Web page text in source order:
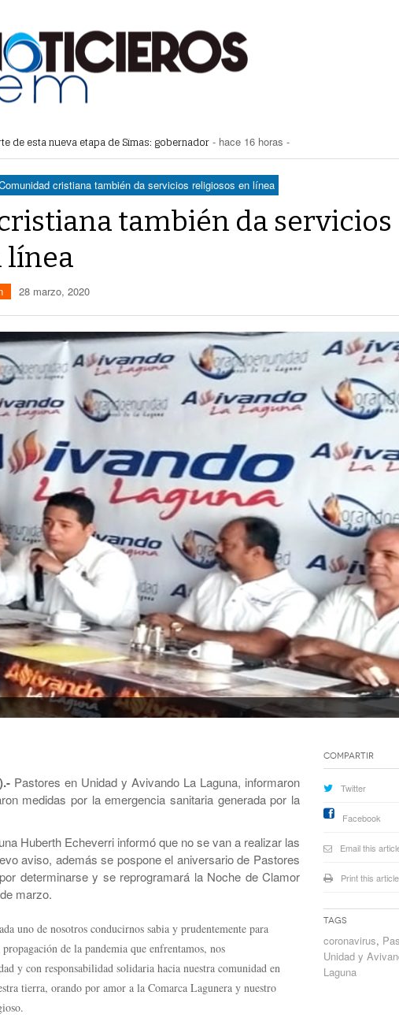
dotación de Agua Saludable; van por red para comunidades rurales
insaculación y voto ciudadano a 50 jueces en 2028- hace 16 horas -
oficinas de Morena Lerdo; cámaras captan a responsables
de Lerdo por mayor regulación de lotes baldíos- hace 17 horas -
cristiana también da servicios religiosos en línea
también da servicios
línea
28 marzo, 2020
Pastores en Unidad y Avivando La Laguna, informaron
medidas por la emergencia sanitaria generada por la
Huberth Echeverri informó que no se van a realizar las
aviso, además se pospone el aniversario de Pastores
determinarse y se reprogramará la Noche de Clamor
marzo.
uno de nosotros conducirnos sabia y prudentemente para
de la pandemia que enfrentamos, nos
y con responsabilidad solidaria hacia nuestra comunidad en
tierra, orando por amor a la Comarca Lagunera y nuestro
Compartir
Twitter
Facebook
Email this
Print this article
Tags
coronavirus,
Unidad y
Laguna